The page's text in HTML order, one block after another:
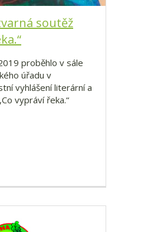
soutěž
proběhlo v sále
úřadu v
vyhlášení literární a
vypráví řeka.“